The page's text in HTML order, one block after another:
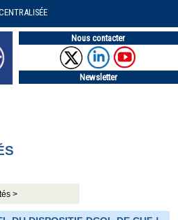
Nous contacter
Newsletter
>